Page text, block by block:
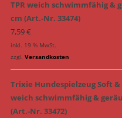
TPR weich schwimmfähig &
cm (Art.-Nr. 33474)
7,59€
inkl. 19 % MwSt.
zzgl. Versandkosten
Trixie Hundespielzeug Soft &
weich schwimmfähig &
(Art.-Nr. 33472)